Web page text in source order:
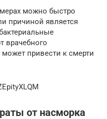
можно быстро
причиной является
врачебного
привести к смерти
от насморка